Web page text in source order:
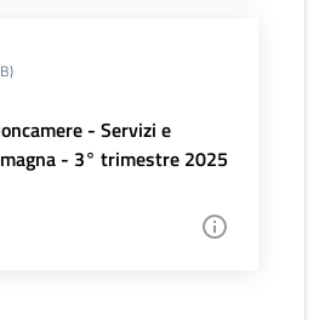
- Servizi e
- 3° trimestre 2025